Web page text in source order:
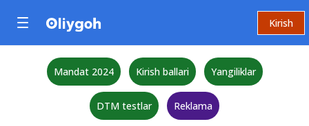
Kirish
Mandat 2024 Kirish ballari Yangiliklar
DTM testlar Reklama